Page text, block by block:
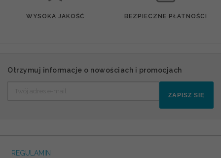
WYSOKA JAKOŚĆ BEZPIECZNE PŁATNOŚCI
Otrzymuj informacje o nowościach i promocjach
ZAPISZ SIĘ
REGULAMIN